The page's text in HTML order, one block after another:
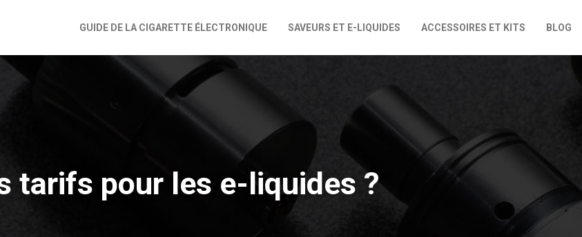
GUIDE DE LA CIGARETTE ÉLECTRONIQUE SAVEURS ET E-LIQUIDES ACCESSOIRES ET KITS BLOG
tarifs pour les e-liquides ?